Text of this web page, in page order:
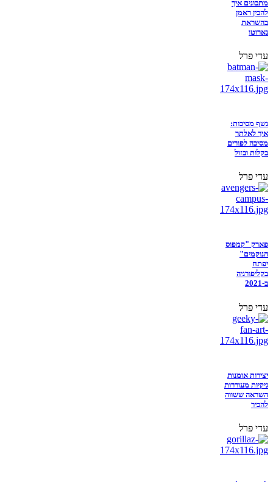
מתכונים איך
להכין ראמן
בהשראת
נארוטו
עדי פרל
נשף מסיכות:
איך לאלתר
מסיכה לפורים
בקלות ובזול
עדי פרל
פארק "קמפוס
הנוקמים"
יפתח
בקליפורניה
ב-2021
עדי פרל
יצירות אומנות
גיקיות מעוררות
השראה ששווה
להכיר
עדי פרל